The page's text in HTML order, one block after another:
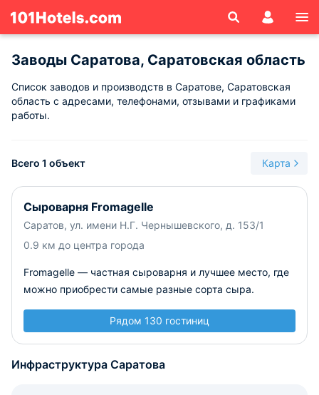
Заводы Саратова, Саратовская область
Список заводов и производств в Саратове, Саратовская
область с адресами, телефонами, отзывами и графиками
работы.
Всего 1 объект Карта
Сыроварня Fromagelle
Саратов, ул. имени Н.Г. Чернышевского, д. 153/1
0.9 км до центра города
Fromagelle — частная сыроварня и лучшее место, где
можно приобрести самые разные сорта сыра.
Рядом 130 гостиниц
Инфраструктура Саратова